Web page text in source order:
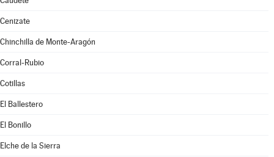
Cenizate
Chinchilla de Monte-Aragón
Corral-Rubio
Cotillas
El Ballestero
El Bonillo
Elche de la Sierra